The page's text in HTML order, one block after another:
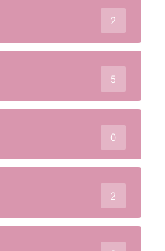
2
5
0
2